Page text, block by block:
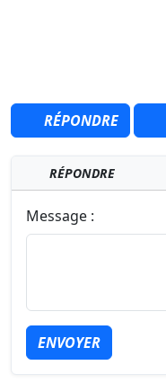
RÉPONDRE
RÉPONDRE
Message :
ENVOYER